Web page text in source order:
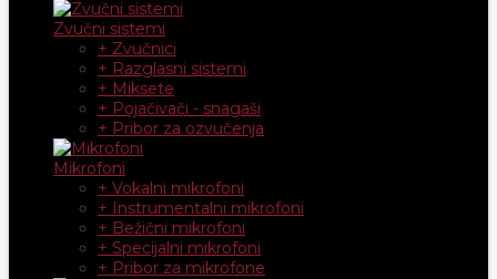
Zvučni sistemi
+ Zvučnici
+ Razglasni sistemi
+ Miksete
+ Pojačivači - snagaši
+ Pribor za ozvučenja
Mikrofoni
+ Vokalni mikrofoni
+ Instrumentalni mikrofoni
+ Bežični mikrofoni
+ Specijalni mikrofoni
+ Pribor za mikrofone